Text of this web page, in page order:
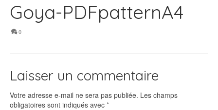
Goya-PDFpatternA4
0
Laisser un commentaire
Votre adresse e-mail ne sera pas publiée. Les champs
obligatoires sont indiqués avec *